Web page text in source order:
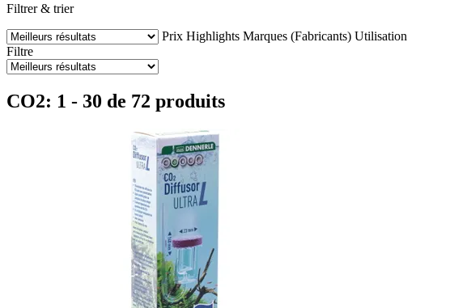
Filtrer & trier
Prix Highlights Marques (Fabricants) Utilisation
Filtre
CO2: 1 - 30 de 72 produits